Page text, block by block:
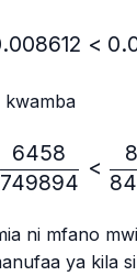
<
kwamba
749894
6458
<
ni mfano
ya kila